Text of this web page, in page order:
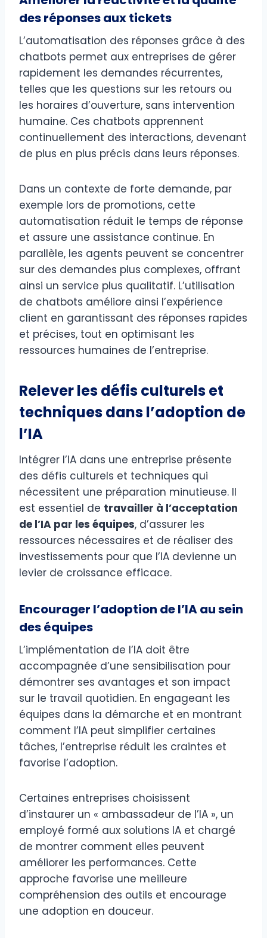
des réponses aux tickets
L’automatisation des réponses grâce à des
chatbots permet aux entreprises de gérer
rapidement les demandes récurrentes,
telles que les questions sur les retours ou
les horaires d’ouverture, sans intervention
humaine. Ces chatbots apprennent
continuellement des interactions, devenant
de plus en plus précis dans leurs réponses.
Dans un contexte de forte demande, par
exemple lors de promotions, cette
automatisation réduit le temps de réponse
et assure une assistance continue. En
parallèle, les agents peuvent se concentrer
sur des demandes plus complexes, offrant
ainsi un service plus qualitatif. L’utilisation
de chatbots améliore ainsi l’expérience
client en garantissant des réponses rapides
et précises, tout en optimisant les
ressources humaines de l’entreprise.
Relever les défis culturels et
techniques dans l’adoption de
l’IA
Intégrer l’IA dans une entreprise présente
des défis culturels et techniques qui
nécessitent une préparation minutieuse. Il
est essentiel de travailler à l’acceptation
de l’IA par les équipes, d’assurer les
ressources nécessaires et de réaliser des
investissements pour que l’IA devienne un
levier de croissance efficace.
Encourager l’adoption de l’IA au sein
des équipes
L’implémentation de l’IA doit être
accompagnée d’une sensibilisation pour
démontrer ses avantages et son impact
sur le travail quotidien. En engageant les
équipes dans la démarche et en montrant
comment l’IA peut simplifier certaines
tâches, l’entreprise réduit les craintes et
favorise l’adoption.
Certaines entreprises choisissent
d’instaurer un « ambassadeur de l’IA », un
employé formé aux solutions IA et chargé
de montrer comment elles peuvent
améliorer les performances. Cette
approche favorise une meilleure
compréhension des outils et encourage
une adoption en douceur.